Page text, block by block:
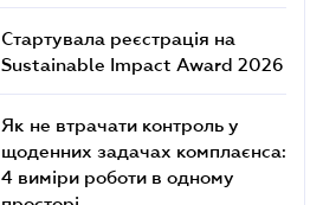
Стартувала реєстрація на
Sustainable Impact Award 2026
Як не втрачати контроль у
щоденних задачах комплаєнса:
4 виміри роботи в одному